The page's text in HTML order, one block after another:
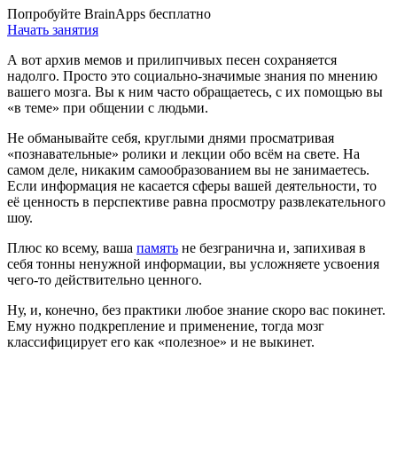
Попробуйте BrainApps бесплатно
Начать занятия
А вот архив мемов и прилипчивых песен сохраняется
надолго. Просто это социально-значимые знания по мнению
вашего мозга. Вы к ним часто обращаетесь, с их помощью вы
«в теме» при общении с людьми.
Не обманывайте себя, круглыми днями просматривая
«познавательные» ролики и лекции обо всём на свете. На
самом деле, никаким самообразованием вы не занимаетесь.
Если информация не касается сферы вашей деятельности, то
её ценность в перспективе равна просмотру развлекательного
шоу.
Плюс ко всему, ваша память не безгранична и, запихивая в
себя тонны ненужной информации, вы усложняете усвоения
чего-то действительно ценного.
Ну, и, конечно, без практики любое знание скоро вас покинет.
Ему нужно подкрепление и применение, тогда мозг
классифицирует его как «полезное» и не выкинет.